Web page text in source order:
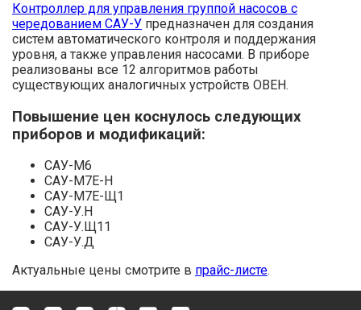
Контроллер для управления группой насосов с
чередованием САУ-У предназначен для создания
систем автоматического контроля и поддержания
уровня, а также управления насосами. В приборе
реализованы все 12 алгоритмов работы
существующих аналогичных устройств ОВЕН.
Повышение цен коснулось следующих
приборов и модификаций:
САУ-М6
САУ-М7Е-Н
САУ-М7Е-Щ1
САУ-У.Н
САУ-У.Щ11
САУ-У.Д
Актуальные цены смотрите в прайс-листе.